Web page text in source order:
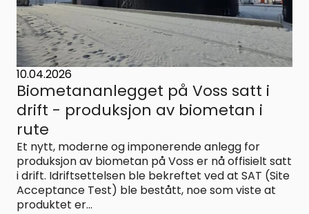
10.04.2026
Biometananlegget på Voss satt i
drift - produksjon av biometan i
rute
Et nytt, moderne og imponerende anlegg for
produksjon av biometan på Voss er nå offisielt satt
i drift. Idriftsettelsen ble bekreftet ved at SAT (Site
Acceptance Test) ble bestått, noe som viste at
produktet er...